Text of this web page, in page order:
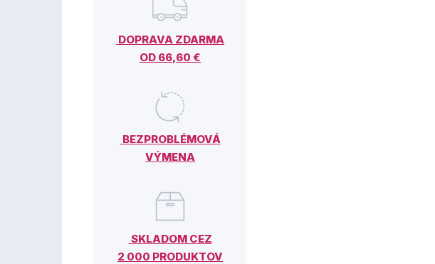
DOPRAVA ZDARMA
OD 66,60 €
BEZPROBLÉMOVÁ
VÝMENA
SKLADOM CEZ
2 000 PRODUKTOV